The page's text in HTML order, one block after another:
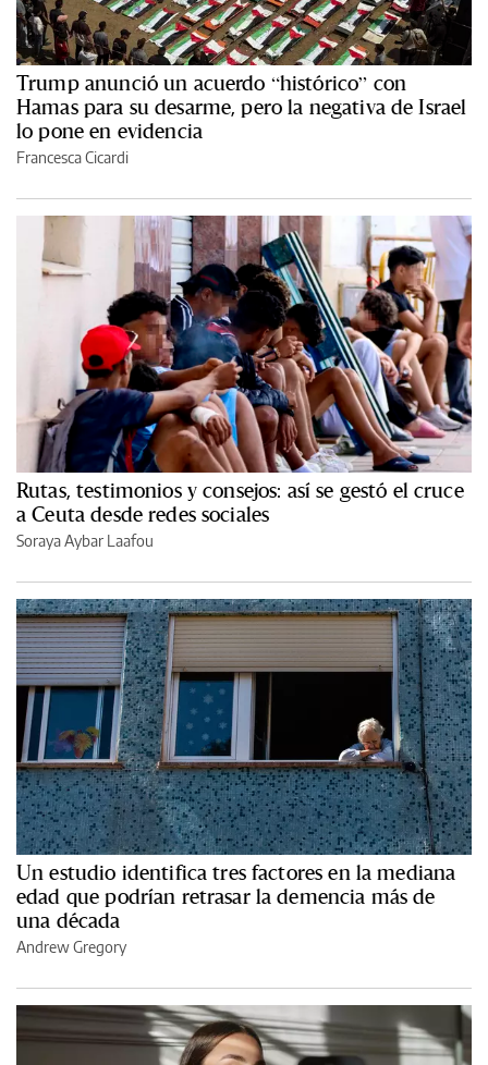
Trump anunció un acuerdo “histórico” con
Hamas para su desarme, pero la negativa de Israel
lo pone en evidencia
Francesca Cicardi
Rutas, testimonios y consejos: así se gestó el cruce
a Ceuta desde redes sociales
Soraya Aybar Laafou
Un estudio identifica tres factores en la mediana
edad que podrían retrasar la demencia más de
una década
Andrew Gregory